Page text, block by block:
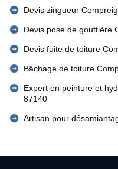
Devis zingueur
Devis pose de gouttière
Devis fuite de toiture
Bâchage de toiture
Expert en peinture et
87140
Artisan pour